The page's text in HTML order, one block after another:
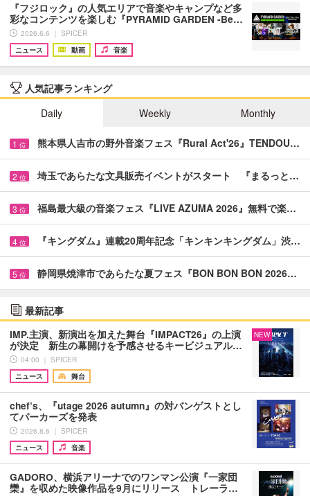
『フジロック』の人気エリアで音楽やキャンプなど多
彩なコンテンツを楽しむ『PYRAMID GARDEN -Be…
2026.6.6 ｜ SPICER
ニュース
動画 音楽
人気記事ランキング
Daily
Weekly Monthly
1 位 熊本県人吉市の野外音楽フェス『Rural Act'26』TENDOU…
2 位 埼玉であらたな文具販売イベントがスタート 『まるっと…
3 位 福島最大級の音楽フェス『LIVE AZUMA 2026』無料で楽…
4 位 『キングダム』連載20周年記念「キンキンキングダム」渋…
5 位 静岡県焼津市であらたな夏フェス『BON BON BON 2026…
最新記事
IMP.主演、新演出を加えた舞台『IMPACT26』の上演
が決定 新生の幕開けを予感させるキービジュアル…
04:00 ｜ SPICER
ニュース
舞台
NEW
chef’s、『utage 2026 autumn』の対バンゲストとし
てパーカーズを発表
2026.8.6 ｜ SPICER
ニュース
音楽
GADORO、横浜アリーナでのワンマン公演『一家団
欒』を収めた映像作品を9月にリリース トレーラ…